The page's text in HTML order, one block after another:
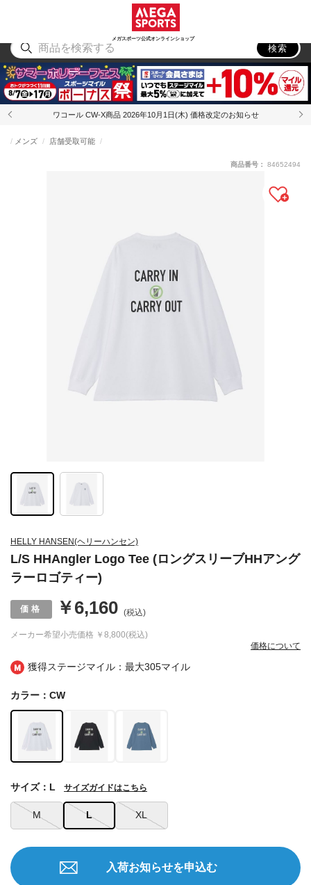
メガスポーツ公式オンラインショップ
アウトドア
検索
ワコール CW-X商品 2026年10月1日(木) 価格改定のお知らせ
獲得ステージマイル：最大305マイル
HELLY HANSEN(ヘリーハンセン)
L/S HHAngler Logo Tee (ロングスリーブHHアング
ラーロゴティー)
メンズ 店舗受取可能
メーカー希望小売価格 ￥8,800(税込)
￥6,160 (税込)
価格について
商品番号： 84652494
カラー：CW
M L XL
サイズ：L サイズガイドはこちら
入荷お知らせを申込む